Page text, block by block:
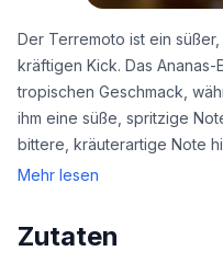
Der Terremoto ist ein
kräftigen Kick. Das Ananas-
tropischen Geschmack,
ihm eine süße, spritzige
bittere, kräuterartige Note
Mehr lesen
Zutaten